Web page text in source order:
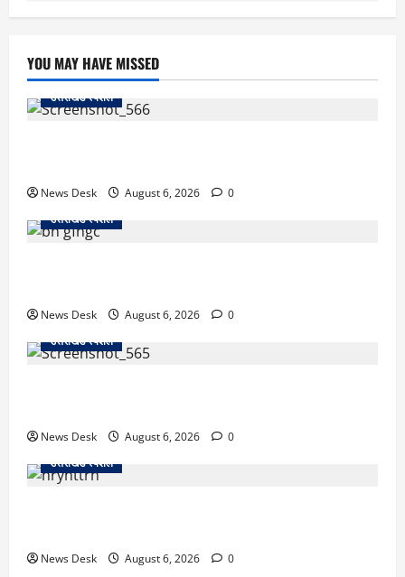
YOU MAY HAVE MISSED
उत्तराखंड स्पेशल
News Desk August 6, 2026
0
उत्तराखंड स्पेशल
News Desk August 6, 2026
0
उत्तराखंड स्पेशल
News Desk August 6, 2026
0
उत्तराखंड स्पेशल
News Desk August 6, 2026 0